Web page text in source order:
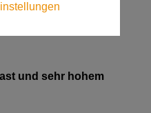
und sehr hohem